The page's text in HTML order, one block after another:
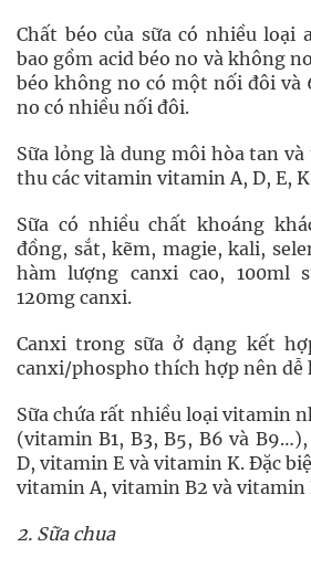
Chất béo của sữa có nhiều loại
bao gồm acid béo no và không
béo không no có một nối đôi và
no có nhiều nối đôi.
Sữa lỏng là dung môi hòa tan
thu các vitamin vitamin A, D, E,
Sữa có nhiều chất khoáng
đồng, sắt, kẽm, magie, kali,
hàm lượng canxi cao, 100ml
120mg canxi.
Canxi trong sữa ở dạng kết
canxi/phospho thích hợp nên dễ
Sữa chứa rất nhiều loại vitamin
(vitamin B1, B3, B5, B6 và
D, vitamin E và vitamin K. Đặc
vitamin A, vitamin B2 và vitamin
2. Sữa chua